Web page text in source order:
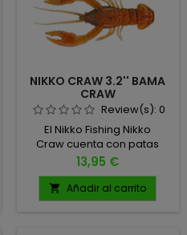
NIKKO CRAW 3.2'' BAMA
CRAW
Review(s): 0
El Nikko Fishing Nikko
Craw cuenta con patas
ultra realistas, antenas,
ángulos de cuerpo
arqueado y una postura
amplia de sus pinzas,
Precio
13,95 €
 Añadir al carrito